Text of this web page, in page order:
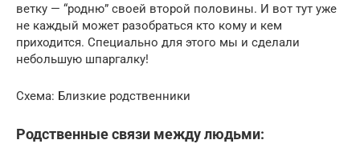
ветку — “родню” своей второй половины. И вот тут уже
не каждый может разобраться кто кому и кем
приходится. Специально для этого мы и сделали
небольшую шпаргалку!
Схема: Близкие родственники
Родственные связи между людьми: